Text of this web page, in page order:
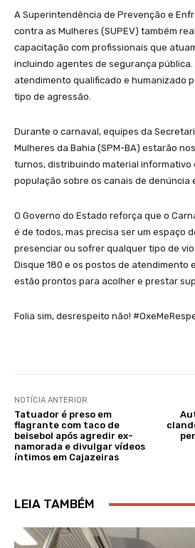
A Superintendência de Prevenção e
contra as Mulheres (SUPEV) também
capacitação com profissionais que
incluindo agentes de segurança pública.
atendimento qualificado e humanizado
tipo de agressão.
Durante o carnaval, equipes da
Mulheres da Bahia (SPM-BA) estarão
turnos, distribuindo material informativo
população sobre os canais de denúncia
O Governo do Estado reforça que o
é de todos, mas precisa ser um espaço
presenciar ou sofrer qualquer tipo de
Disque 180 e os postos de atendimento
estão prontos para acolher e prestar
Folia sim, desrespeito não!
NOTÍCIA ANTERIOR
Tatuador é preso em
flagrante com taco de
beisebol após agredir ex-
namorada e divulgar vídeos
íntimos em Cajazeiras
LEIA TAMBÉM